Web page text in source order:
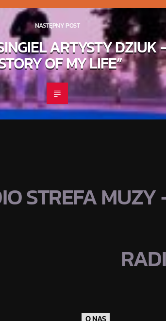
NASTĘPNY POST
ARTYSTY DZIUK
OF MY LIFE”
STREFA